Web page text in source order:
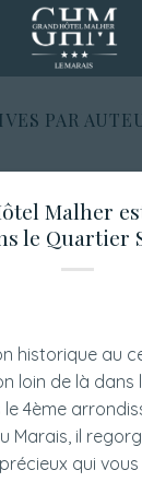
PAR
Malher
le Quartier
historique au
loin de là dans
le 4ème
Marais, il
qui